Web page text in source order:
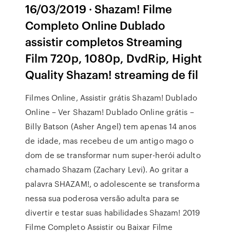
16/03/2019 · Shazam! Filme
Completo Online Dublado
assistir completos Streaming
Film 720p, 1080p, DvdRip, Hight
Quality Shazam! streaming de fil
Filmes Online, Assistir grátis Shazam! Dublado
Online – Ver Shazam! Dublado Online grátis –
Billy Batson (Asher Angel) tem apenas 14 anos
de idade, mas recebeu de um antigo mago o
dom de se transformar num super-herói adulto
chamado Shazam (Zachary Levi). Ao gritar a
palavra SHAZAM!, o adolescente se transforma
nessa sua poderosa versão adulta para se
divertir e testar suas habilidades Shazam! 2019
Filme Completo Assistir ou Baixar Filme